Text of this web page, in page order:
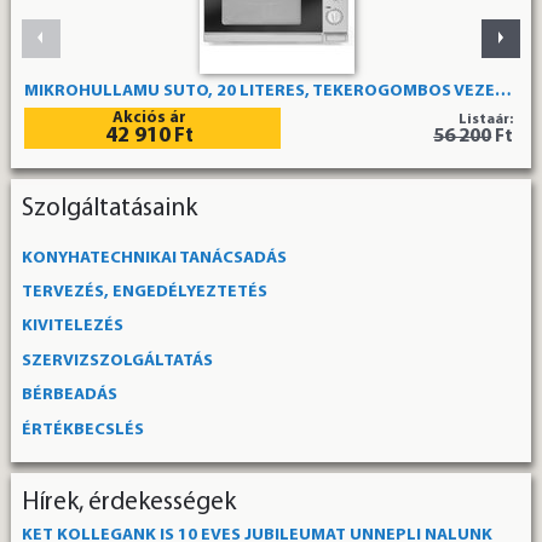
MIKROHULLÁMÚ SÜTŐ, 20 LITERES, TEKERŐGOMBOS VEZÉRLÉSSEL, FORGÓTÁNYÉRRAL, GRILL FUNKCIÓVAL APRÓ SZÁLLÍTÁSI SÉRÜLÉSSEL A CSATOLT KÉPEKEN LÁTHATÓ MÓDON
Akciós ár
42 910 Ft
Listaár:
56 200 Ft
Szolgáltatásaink
KONYHATECHNIKAI TANÁCSADÁS
TERVEZÉS, ENGEDÉLYEZTETÉS
KIVITELEZÉS
SZERVIZSZOLGÁLTATÁS
BÉRBEADÁS
ÉRTÉKBECSLÉS
Hírek, érdekességek
KÉT KOLLÉGÁNK IS 10 ÉVES JUBILEUMÁT ÜNNEPLI NÁLUNK